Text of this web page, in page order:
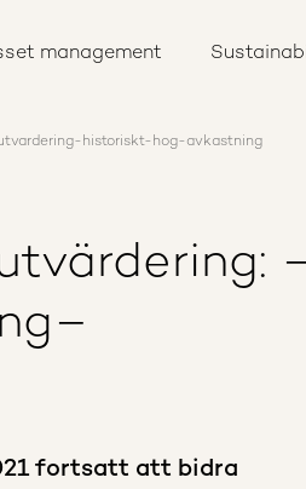
management
historiskt-hog-avkastning
fortsatt att bidra